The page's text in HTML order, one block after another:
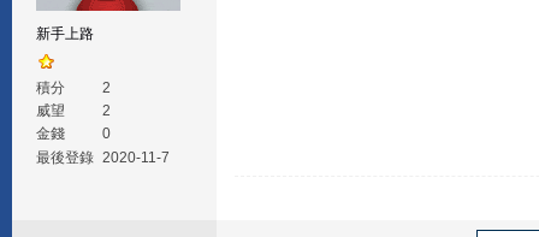
新手上路
積分
2
威望
2
金錢
0
最後登錄 2020-11-7